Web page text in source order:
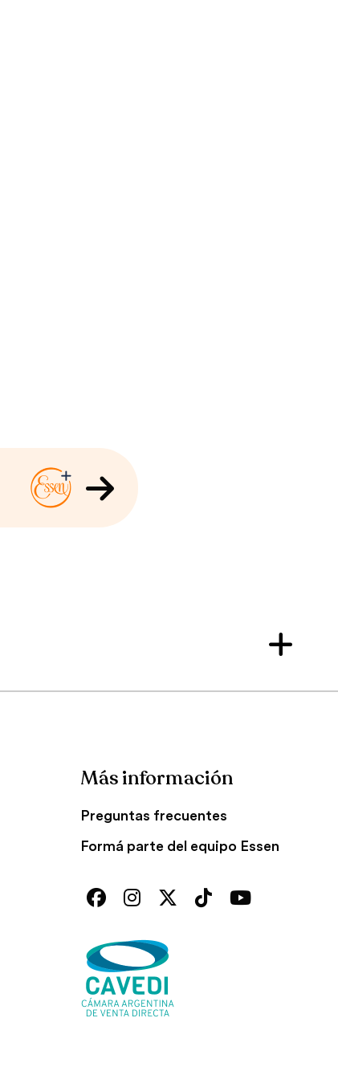
Más información
Preguntas frecuentes
Formá parte del equipo Essen